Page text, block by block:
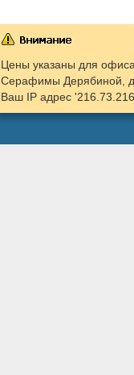
Цены указаны для
Серафимы Дерябиной,
Ваш IP адрес